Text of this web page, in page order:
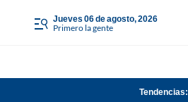
jueves 06 de agosto, 2026
Primero la gente
Tendencias: